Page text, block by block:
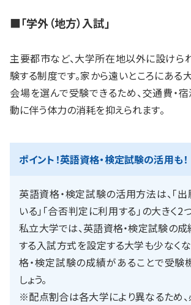
■「学外（地方）入試」
主要都市など、大学所在地以外に設けら
験する制度です。家から遠いところにある
会場を選んで受験できるため、交通費・
動に伴う体力の消耗を抑えられます。
ポイント！英語資格・検定試験の活用も！
英語資格・検定試験の活用方法は、「
いる」「合否判定に利用する」の大きく2
私立大学では、英語資格・検定試験の
する入試方式を設定する大学も少なく
格・検定試験の成績があることで受験
しょう。
※配点割合は各大学により異なるため